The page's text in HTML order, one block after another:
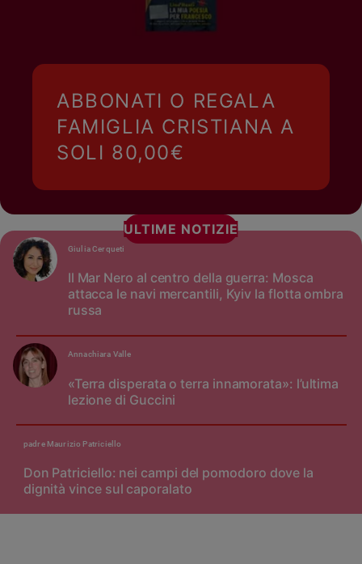
ABBONATI O REGALA
FAMIGLIA CRISTIANA A
SOLI 80,00€
ULTIME NOTIZIE
Il Mar Nero al centro della guerra: Mosca
attacca le navi mercantili, Kyiv la flotta ombra
russa
Giulia Cerqueti
«Terra disperata o terra innamorata»: l’ultima
lezione di Guccini
Annachiara Valle
Don Patriciello: nei campi del pomodoro dove la
dignità vince sul caporalato
padre Maurizio Patriciello